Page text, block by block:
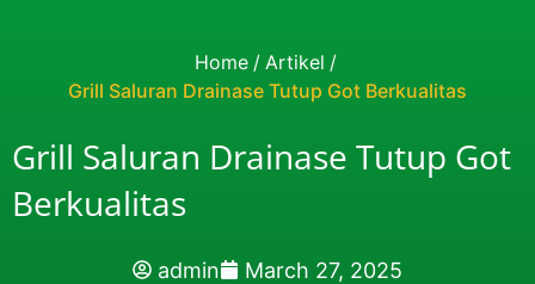
Home / Artikel /
Grill Saluran Drainase Tutup Got Berkualitas
Grill Saluran Drainase Tutup Got
Berkualitas
admin March 27, 2025